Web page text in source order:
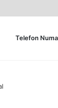
Telefon